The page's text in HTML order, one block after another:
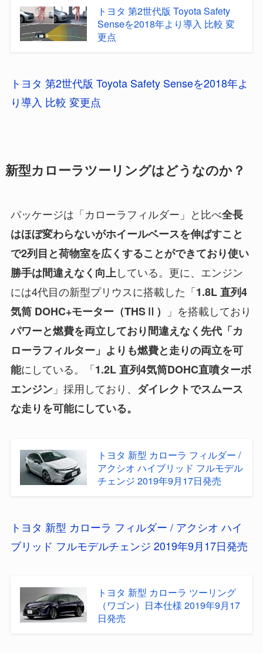
トヨタ 第2世代版 Toyota Safety
Senseを2018年より導入 比較 変
更点
トヨタ 第2世代版 Toyota Safety Senseを2018年よ
り導入 比較 変更点
新型カローラツーリングはどうなのか？
パッケージは「カローラフィルダー」と比べ全長
はほぼ変わらないがホイールベースを伸ばすこと
で2列目と荷物室を広くすることができており使い
勝手は間違えなく向上している。更に、エンジン
には4代目の新型プリウスに搭載した「1.8L 直列4
気筒 DOHC+モーター（THSⅡ）
」を搭載しており
パワーと燃費を両立しており間違えなく先代「カ
ローラフィルター」よりも燃費と走りの両立を可
能にしている。「1.2L 直列4気筒DOHC直噴ターボ
エンジン」採用しており、 ダイレクトでスムース
な走りを可能にしている。
トヨタ 新型 カローラ フィルダー /
アクシオ ハイブリッド フルモデル
チェンジ 2019年9月17日発売
トヨタ 新型 カローラ フィルダー / アクシオ ハイ
ブリッド フルモデルチェンジ 2019年9月17日発売
トヨタ 新型 カローラ ツーリング
（ワゴン）日本仕様 2019年9月17
日発売